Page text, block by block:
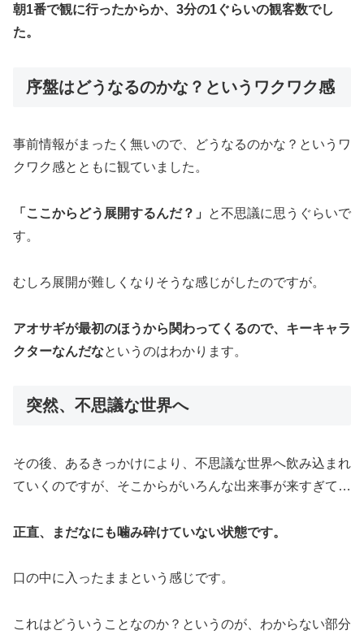
朝1番で観に行ったからか、3分の1ぐらいの観客数でし
た。
序盤はどうなるのかな？というワクワク感
事前情報がまったく無いので、どうなるのかな？というワ
クワク感とともに観ていました。
「ここからどう展開するんだ？」
と不思議に思うぐらいで
す。
むしろ展開が難しくなりそうな感じがしたのですが。
アオサギが最初のほうから関わってくるので、キーキャラ
クターなんだなというのはわかります。
突然、不思議な世界へ
その後、あるきっかけにより、不思議な世界へ飲み込まれ
ていくのですが、そこからがいろんな出来事が来すぎて…
正直、まだなにも噛み砕けていない状態です。
口の中に入ったままという感じです。
これはどういうことなのか？というのが、わからない部分